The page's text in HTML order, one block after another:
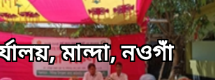
মান্দা, নওগাঁ